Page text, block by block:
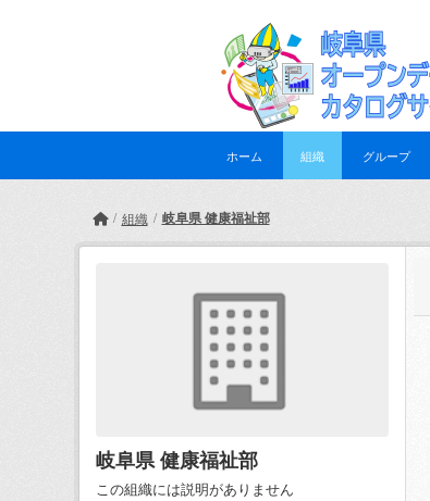
ホーム 組織 グループ
組織 岐阜県 健康福祉部
岐阜県 健康福祉部
この組織には説明がありません